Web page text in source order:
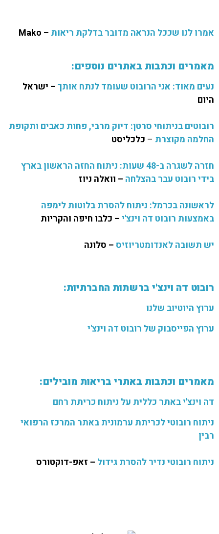
אמרו לנו שככל הנראה מדובר בדלקת ריאות –
Mako
מאמרים וכתבות באתרים נוספים:
נעים מאוד: אני הרובוט שעומד לנתח אותך– ישראל
היום
רובוטים בניתוחי סרטן: דיוק מרבי, פחות כאבים ותקופת
החלמה מקוצרת – כלכליסט
חזרה לשגרה ב-48 שעות: ניתוח החזה הראשון בארץ
בידי רובוט עבר בהצלחה – וואלה ניוז
לראשונה בכרמל: ניתוח להסרת בלוטות לימפה
באמצעות רובוט דה וינצ'י– כלבו חיפה והקריות
יש תשובה לאנדומטריוזיס– סלונה
רובוט דה וינצ'י ברשתות החברתיות:
ערוץ היוטיוב שלנו
ערוץ הפייסבוק של רובוט דה וינצ'י
מאמרים וכתבות באתרי בריאות מובילים:
דה וינצ'י באתר כללית על ניתוח כריתת רחם
ניתוח רובוטי לכריתת ערמונית באתר המרכז הרפואי
רבין
ניתוח רובוטי נדיר להסרת גידול – זאפ-דוקטורס